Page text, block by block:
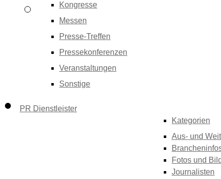
Kongresse
Messen
Presse-Treffen
Pressekonferenzen
Veranstaltungen
Sonstige
PR Dienstleister
Kategorien
Aus- und
Fotos und
Journalisten